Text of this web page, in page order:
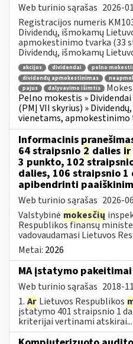
Web turinio sąrašas 2026-
Registracijos numeris
Dividendų, išmokamų
apmokestinimo tvarka (33
Dividendų, išmokamų
akcijos dividendai pelno
dividendų apmokestinimas
pajus
dalyvavimo išimtis
Pelno mokestis »
(PMĮ VII skyrius) »
vienetams, apmokestinimo
Informacinis
64 straipsnio 2 dalies ir
3 punkto, 102
dalies, 106 straipsnio 1
apibendrinti
Web turinio sąrašas 2026-
Valstybinė mokesčių
Respublikos finansų
vadovaudamasi Lietuvos
Metai: 2026
MA įstatymo pakeitimai
Web turinio sąrašas 2018-
1. Ar Lietuvos Respublikos
įstatymo 401 straipsnio 1
kriterijai vertinami atskirai...